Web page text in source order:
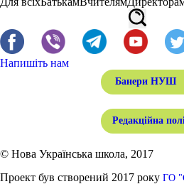
Напишіть нам
Банери НУШ
Редакційна
© Нова Українська школа, 2017
Проект був створений 2017 року ГО